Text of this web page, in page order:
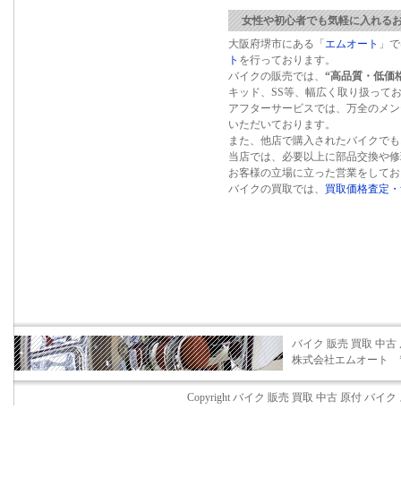
女性や初心者でも気軽に入れる
大阪府堺市にある「 エムオート 」
ト を行っております。
バイクの販売では、 “高品質・低価
キッド、SS等、幅広く取り扱って
アフターサービスでは、万全のメ
いただいております。
また、他店で購入されたバイクで
当店では、必要以上に部品交換や
お客様の立場に立った営業をして
バイクの買取では、 買取価格査定
バイク 販売 買取 中古
株式会社エムオート
Copyright バイク 販売 買取 中古 原付 バイ